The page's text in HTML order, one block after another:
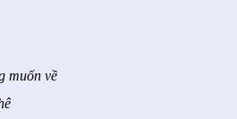
muốn về